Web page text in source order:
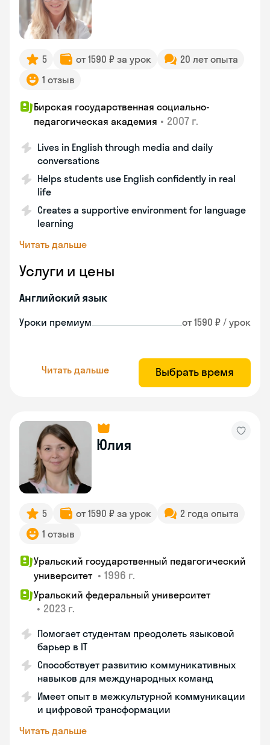
5 от 1590 ₽ за урок
20 лет опыта
1 отзыв
Бирская государственная социально-
педагогическая академия • 2007 г.
Lives in English through media and daily
conversations
Helps students use English confidently in real
life
Creates a supportive environment for language
learning
Читать дальше
Услуги и цены
Английский язык
Уроки премиум от 1590 ₽ / урок
Читать дальше Выбрать время
Юлия
5 от 1590 ₽ за урок
2 года опыта
1 отзыв
Уральский государственный педагогический
университет • 1996 г.
Уральский федеральный университет
• 2023 г.
Помогает студентам преодолеть языковой
барьер в IT
Способствует развитию коммуникативных
навыков для международных команд
Имеет опыт в межкультурной коммуникации
и цифровой трансформации
Читать дальше